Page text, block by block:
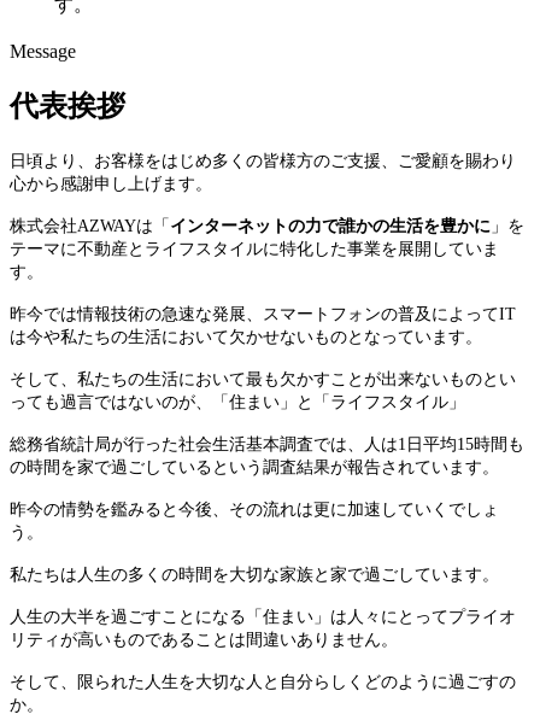
す。
Message
代表挨拶
日頃より、お客様をはじめ多くの皆様方のご支援、ご愛顧を賜わり
心から感謝申し上げます。
株式会社AZWAYは「 インターネットの力で誰かの生活を豊かに 」を
テーマに不動産とライフスタイルに特化した事業を展開していま
す。
昨今では情報技術の急速な発展、スマートフォンの普及によってIT
は今や私たちの生活において欠かせないものとなっています。
そして、私たちの生活において最も欠かすことが出来ないものとい
っても過言ではないのが、「住まい」と「ライフスタイル」
総務省統計局が行った社会生活基本調査では、人は1日平均15時間も
の時間を家で過ごしているという調査結果が報告されています。
昨今の情勢を鑑みると今後、その流れは更に加速していくでしょ
う。
私たちは人生の多くの時間を大切な家族と家で過ごしています。
人生の大半を過ごすことになる「住まい」は人々にとってプライオ
リティが高いものであることは間違いありません。
そして、限られた人生を大切な人と自分らしくどのように過ごすの
か。